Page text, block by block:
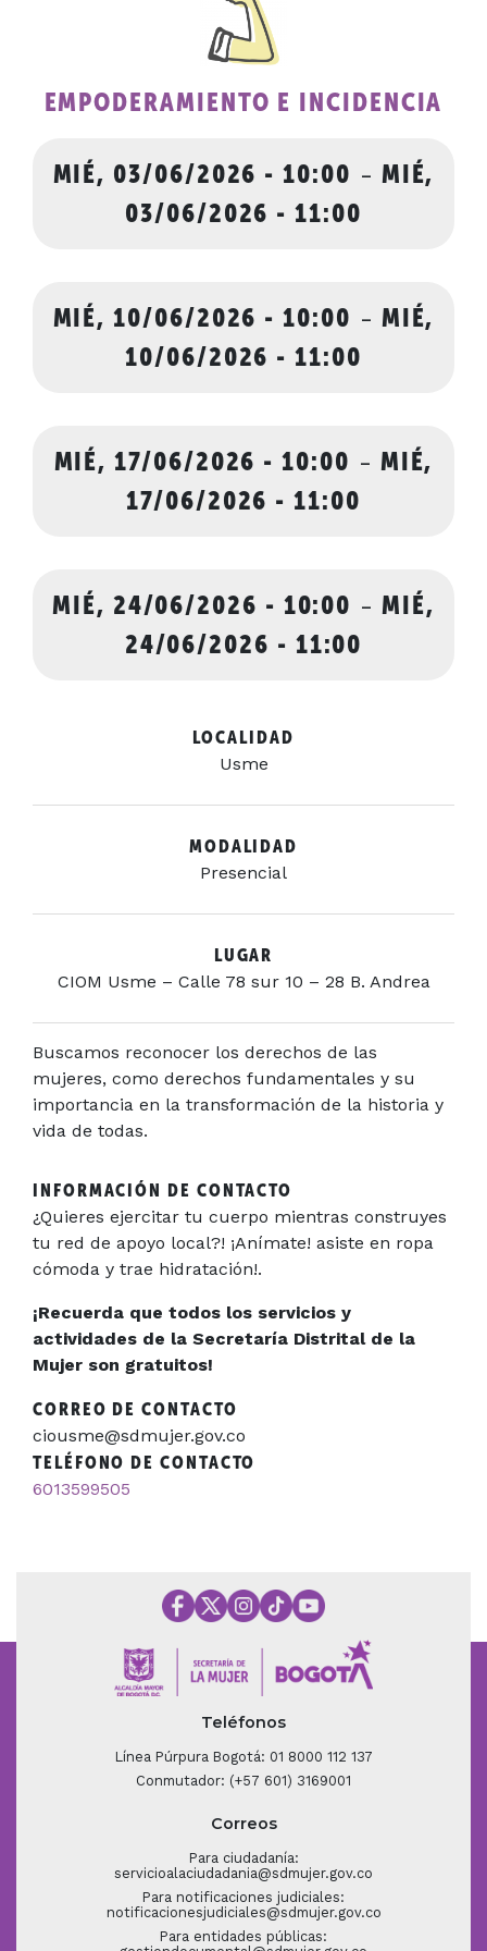
EMPODERAMIENTO E INCIDENCIA
MIÉ, 03/06/2026 - 10:00 - MIÉ,
03/06/2026 - 11:00
MIÉ, 10/06/2026 - 10:00 - MIÉ,
10/06/2026 - 11:00
MIÉ, 17/06/2026 - 10:00 - MIÉ,
17/06/2026 - 11:00
MIÉ, 24/06/2026 - 10:00 -MIÉ,
24/06/2026 - 11:00
LOCALIDAD
Usme
MODALIDAD
Presencial
LUGAR
CIOM Usme – Calle 78 sur 10 – 28 B. Andrea
Buscamos reconocer los derechos de las
mujeres, como derechos fundamentales y su
importancia en la transformación de la historia y
vida de todas.
INFORMACIÓN DE CONTACTO
¿Quieres ejercitar tu cuerpo mientras construyes
tu red de apoyo local?! ¡Anímate! asiste en ropa
cómoda y trae hidratación!.
¡Recuerda que todos los servicios y
actividades de la Secretaría Distrital de la
Mujer son gratuitos!
CORREO DE CONTACTO
ciousme@sdmujer.gov.co
TELÉFONO DE CONTACTO
6013599505
Teléfonos
Línea Púrpura Bogotá: 01 8000 112 137
Conmutador: (+57 601) 3169001
Correos
Para ciudadanía:
servicioalaciudadania@sdmujer.gov.co
Para notificaciones judiciales:
notificacionesjudiciales@sdmujer.gov.co
Para entidades públicas: